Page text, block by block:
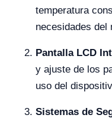
temperatura
necesidades del
Pantalla LCD
y ajuste de los
uso del
Sistemas de